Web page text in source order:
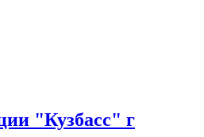
"Кузбасс" г